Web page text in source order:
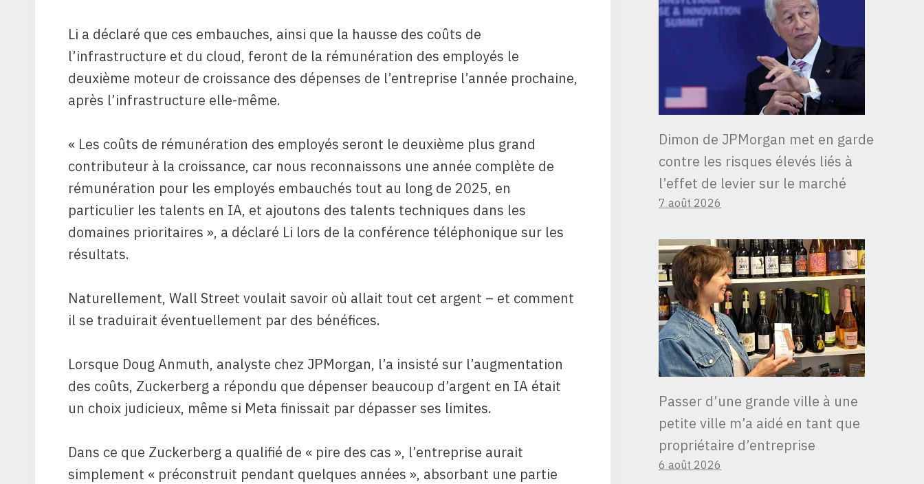
Li a déclaré que ces embauches, ainsi que la hausse des coûts de
l’infrastructure et du cloud, feront de la rémunération des employés le
deuxième moteur de croissance des dépenses de l’entreprise l’année prochaine,
après l’infrastructure elle-même.
« Les coûts de rémunération des employés seront le deuxième plus grand
contributeur à la croissance, car nous reconnaissons une année complète de
rémunération pour les employés embauchés tout au long de 2025, en
particulier les talents en IA, et ajoutons des talents techniques dans les
domaines prioritaires », a déclaré Li lors de la conférence téléphonique sur les
résultats.
Naturellement, Wall Street voulait savoir où allait tout cet argent – ​​et comment
il se traduirait éventuellement par des bénéfices.
Lorsque Doug Anmuth, analyste chez JPMorgan, l’a insisté sur l’augmentation
des coûts, Zuckerberg a répondu que dépenser beaucoup d’argent en IA était
un choix judicieux, même si Meta finissait par dépasser ses limites.
Dans ce que Zuckerberg a qualifié de « pire des cas », l’entreprise aurait
simplement « préconstruit pendant quelques années », absorbant une partie
Dimon de JPMorgan met en garde
contre les risques élevés liés à
l’effet de levier sur le marché
7 août 2026
Passer d’une grande ville à une
petite ville m’a aidé en tant que
propriétaire d’entreprise
6 août 2026